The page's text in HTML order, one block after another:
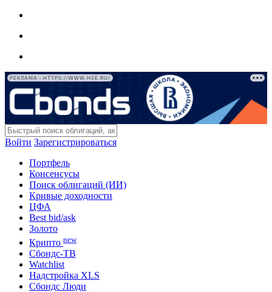
РЕКЛАМА • HTTPS://WWW.HSE.RU/
Войти Зарегистрироваться
Портфель
Консенсусы
Поиск облигаций (ИИ)
Кривые доходности
ЦФА
Best bid/ask
Золото
Крипто new
Сбондс-ТВ
Watchlist
Надстройка XLS
Сбондс Люди